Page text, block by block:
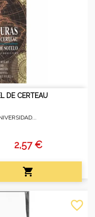
DE CERTEAU
2,57 €

favorite_border